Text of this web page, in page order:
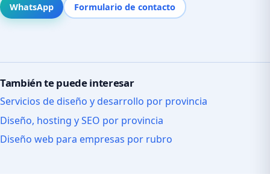
WhatsApp Formulario de contacto
También te puede interesar
Servicios de diseño y desarrollo por provincia
Diseño, hosting y SEO por provincia
Diseño web para empresas por rubro